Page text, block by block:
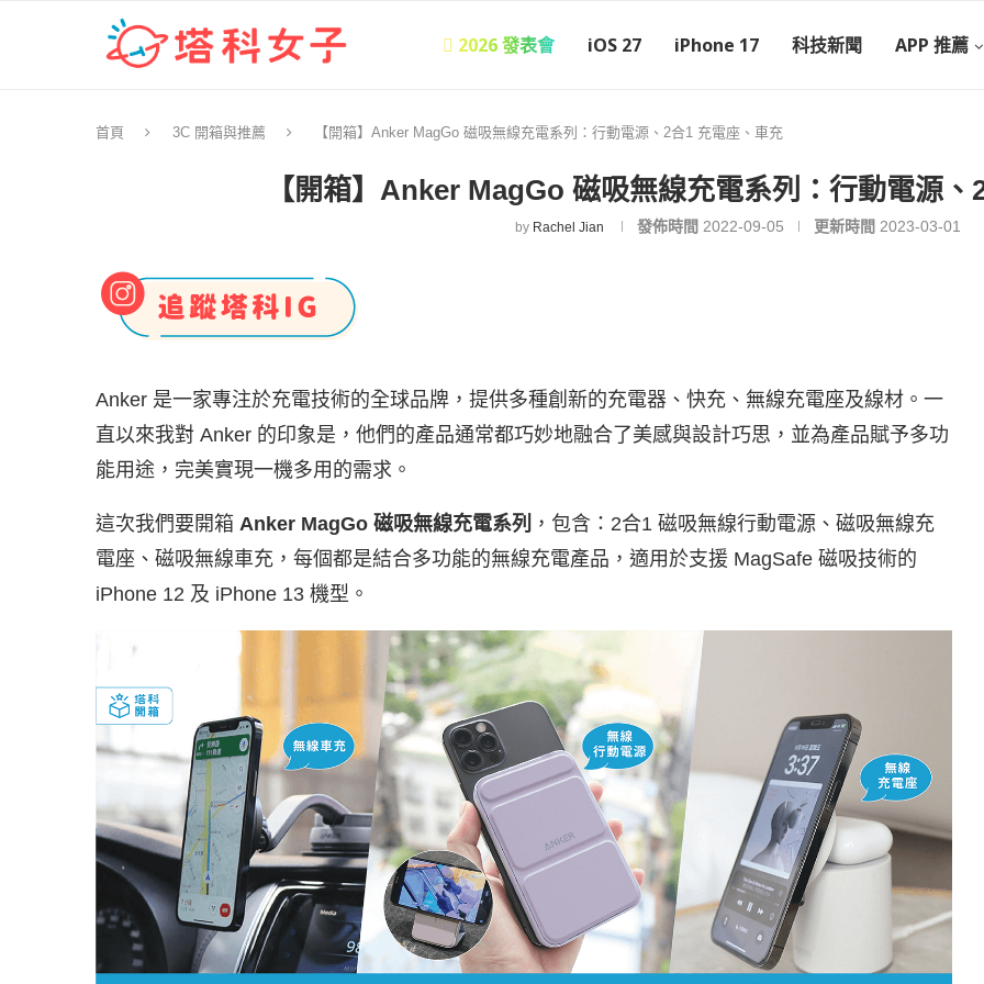
 2026 發表會 iOS 27 iPhone 17 科技新聞 APP 推薦
首頁 3C 開箱與推薦 【開箱】Anker MagGo 磁吸無線充電系列：行動電源、2合1 充電座、車充
【開箱】Anker MagGo 磁吸無線充電系列：行動電源
by Rachel Jian 發佈時間 2022-09-05 更新時間 2023-03-01
Anker 是一家專注於充電技術的全球品牌，提供多種創新的充電器、快充、無線充電座及線材。一
直以來我對 Anker 的印象是，他們的產品通常都巧妙地融合了美感與設計巧思，並為產品賦予多功
能用途，完美實現一機多用的需求。
這次我們要開箱 Anker MagGo 磁吸無線充電系列 ，包含：2合1 磁吸無線行動電源、磁吸無線充
電座、磁吸無線車充，每個都是結合多功能的無線充電產品，適用於支援 MagSafe 磁吸技術的
iPhone 12 及 iPhone 13 機型。